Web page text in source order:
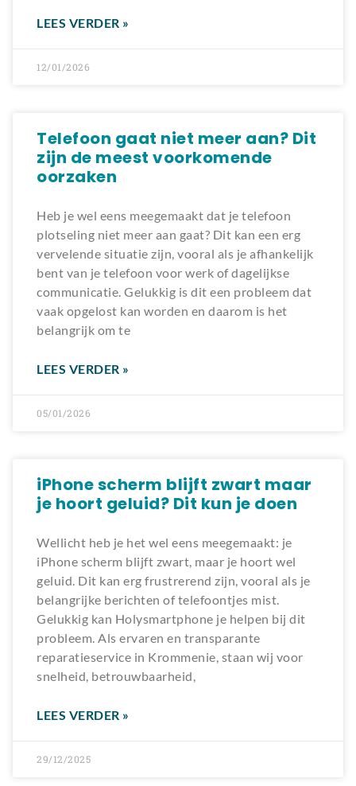
LEES VERDER »
12/01/2026
Telefoon gaat niet meer aan? Dit
zijn de meest voorkomende
oorzaken
Heb je wel eens meegemaakt dat je telefoon
plotseling niet meer aan gaat? Dit kan een erg
vervelende situatie zijn, vooral als je afhankelijk
bent van je telefoon voor werk of dagelijkse
communicatie. Gelukkig is dit een probleem dat
vaak opgelost kan worden en daarom is het
belangrijk om te
LEES VERDER »
05/01/2026
iPhone scherm blijft zwart maar
je hoort geluid? Dit kun je doen
Wellicht heb je het wel eens meegemaakt: je
iPhone scherm blijft zwart, maar je hoort wel
geluid. Dit kan erg frustrerend zijn, vooral als je
belangrijke berichten of telefoontjes mist.
Gelukkig kan Holysmartphone je helpen bij dit
probleem. Als ervaren en transparante
reparatieservice in Krommenie, staan wij voor
snelheid, betrouwbaarheid,
LEES VERDER »
29/12/2025